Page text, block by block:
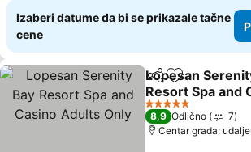
Izaberi datume da bi se prikazale tačne
cene
Deli Dodati u
Lopesan
Resort Spa and
Adults Only
5 Zvezdice
8,9 Odlično
7
Centar grada: